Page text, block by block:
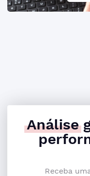
Análise
Receba